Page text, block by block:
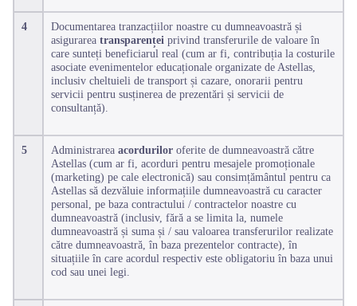
4
Documentarea tranzacțiilor noastre cu dumneavoastră și
asigurareatransparenței privind transferurile de valoare în
care sunteți beneficiarul real (cum ar fi, contribuția la costurile
asociate evenimentelor educaționale organizate de Astellas,
inclusiv cheltuieli de transport și cazare, onorarii pentru
servicii pentru susținerea de prezentări și servicii de
consultanță).
5 Administrareaacordurilor oferite de dumneavoastră către
Astellas (cum ar fi, acorduri pentru mesajele promoționale
(marketing) pe cale electronică) sau consimțământul pentru ca
Astellas să dezvăluie informațiile dumneavoastră cu caracter
personal, pe baza contractului / contractelor noastre cu
dumneavoastră (inclusiv, fără a se limita la, numele
dumneavoastră și suma și / sau valoarea transferurilor realizate
către dumneavoastră, în baza prezentelor contracte), în
situațiile în care acordul respectiv este obligatoriu în baza unui
cod sau unei legi.